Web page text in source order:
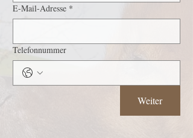
E-Mail-Adresse *
Telefonnummer
Weiter